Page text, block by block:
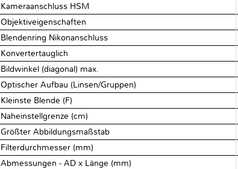
Kameraanschluss HSM
Objektiveigenschaften
Blendenring Nikonanschluss
Konvertertauglich
Bildwinkel (diagonal) max.
Optischer Aufbau (Linsen/Gruppen)
Kleinste Blende (F)
Naheinstellgrenze (cm)
Größter Abbildungsmaßstab
Filterdurchmesser (mm)
Abmessungen - AD x Länge (mm)